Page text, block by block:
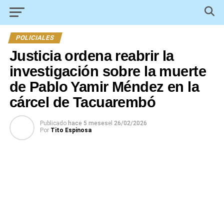
POLICIALES
Justicia ordena reabrir la
investigación sobre la muerte
de Pablo Yamir Méndez en la
cárcel de Tacuarembó
Publicado hace 5 mesesel 26/02/2026
Por Tito Espinosa